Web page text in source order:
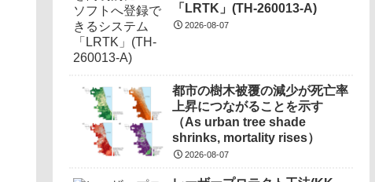
「LRTK」(TH-260013-A)
2026-08-07
都市の樹木被覆の減少が死亡率
上昇につながることを示す
（As urban tree shade
shrinks, mortality rises）
2026-08-07